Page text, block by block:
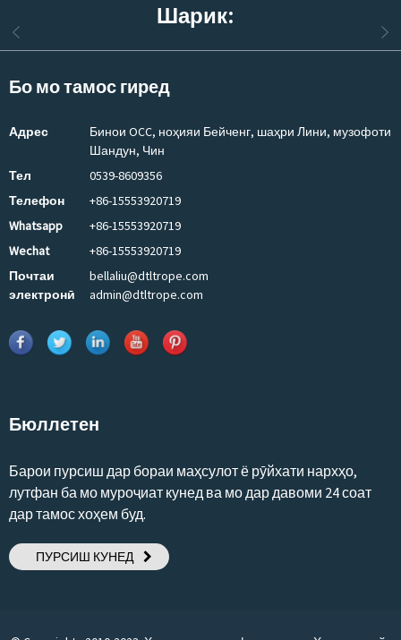
Шарик:
Бо мо тамос гиред
Адрес
Бинои OCC, ноҳияи Бейченг, шаҳри Лини, музофоти
Шандун, Чин
Тел
0539-8609356
Телефон
+86-15553920719
Whatsapp
+86-15553920719
Wechat
+86-15553920719
Почтаи
электронӣ
bellaliu@dtltrope.com
admin@dtltrope.com
Бюллетен
Барои пурсиш дар бораи маҳсулот ё рӯйхати нархҳо,
лутфан ба мо муроҷиат кунед ва мо дар давоми 24 соат
дар тамос хоҳем буд.
ПУРСИШ КУНЕД